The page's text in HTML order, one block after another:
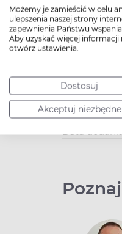
Możemy je zamieścić w celu
ulepszenia naszej strony
zapewnienia Państwu
Aby uzyskać więcej
otwórz ustawienia.
Dostosuj
Akceptuj niezbędne
ewentualny
W
żurawiną w
ale zawsze
>> Tu